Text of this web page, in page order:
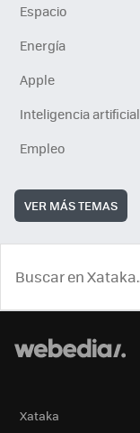
Espacio
Energía
Apple
Inteligencia artificial
Empleo
VER MÁS TEMAS
Xataka